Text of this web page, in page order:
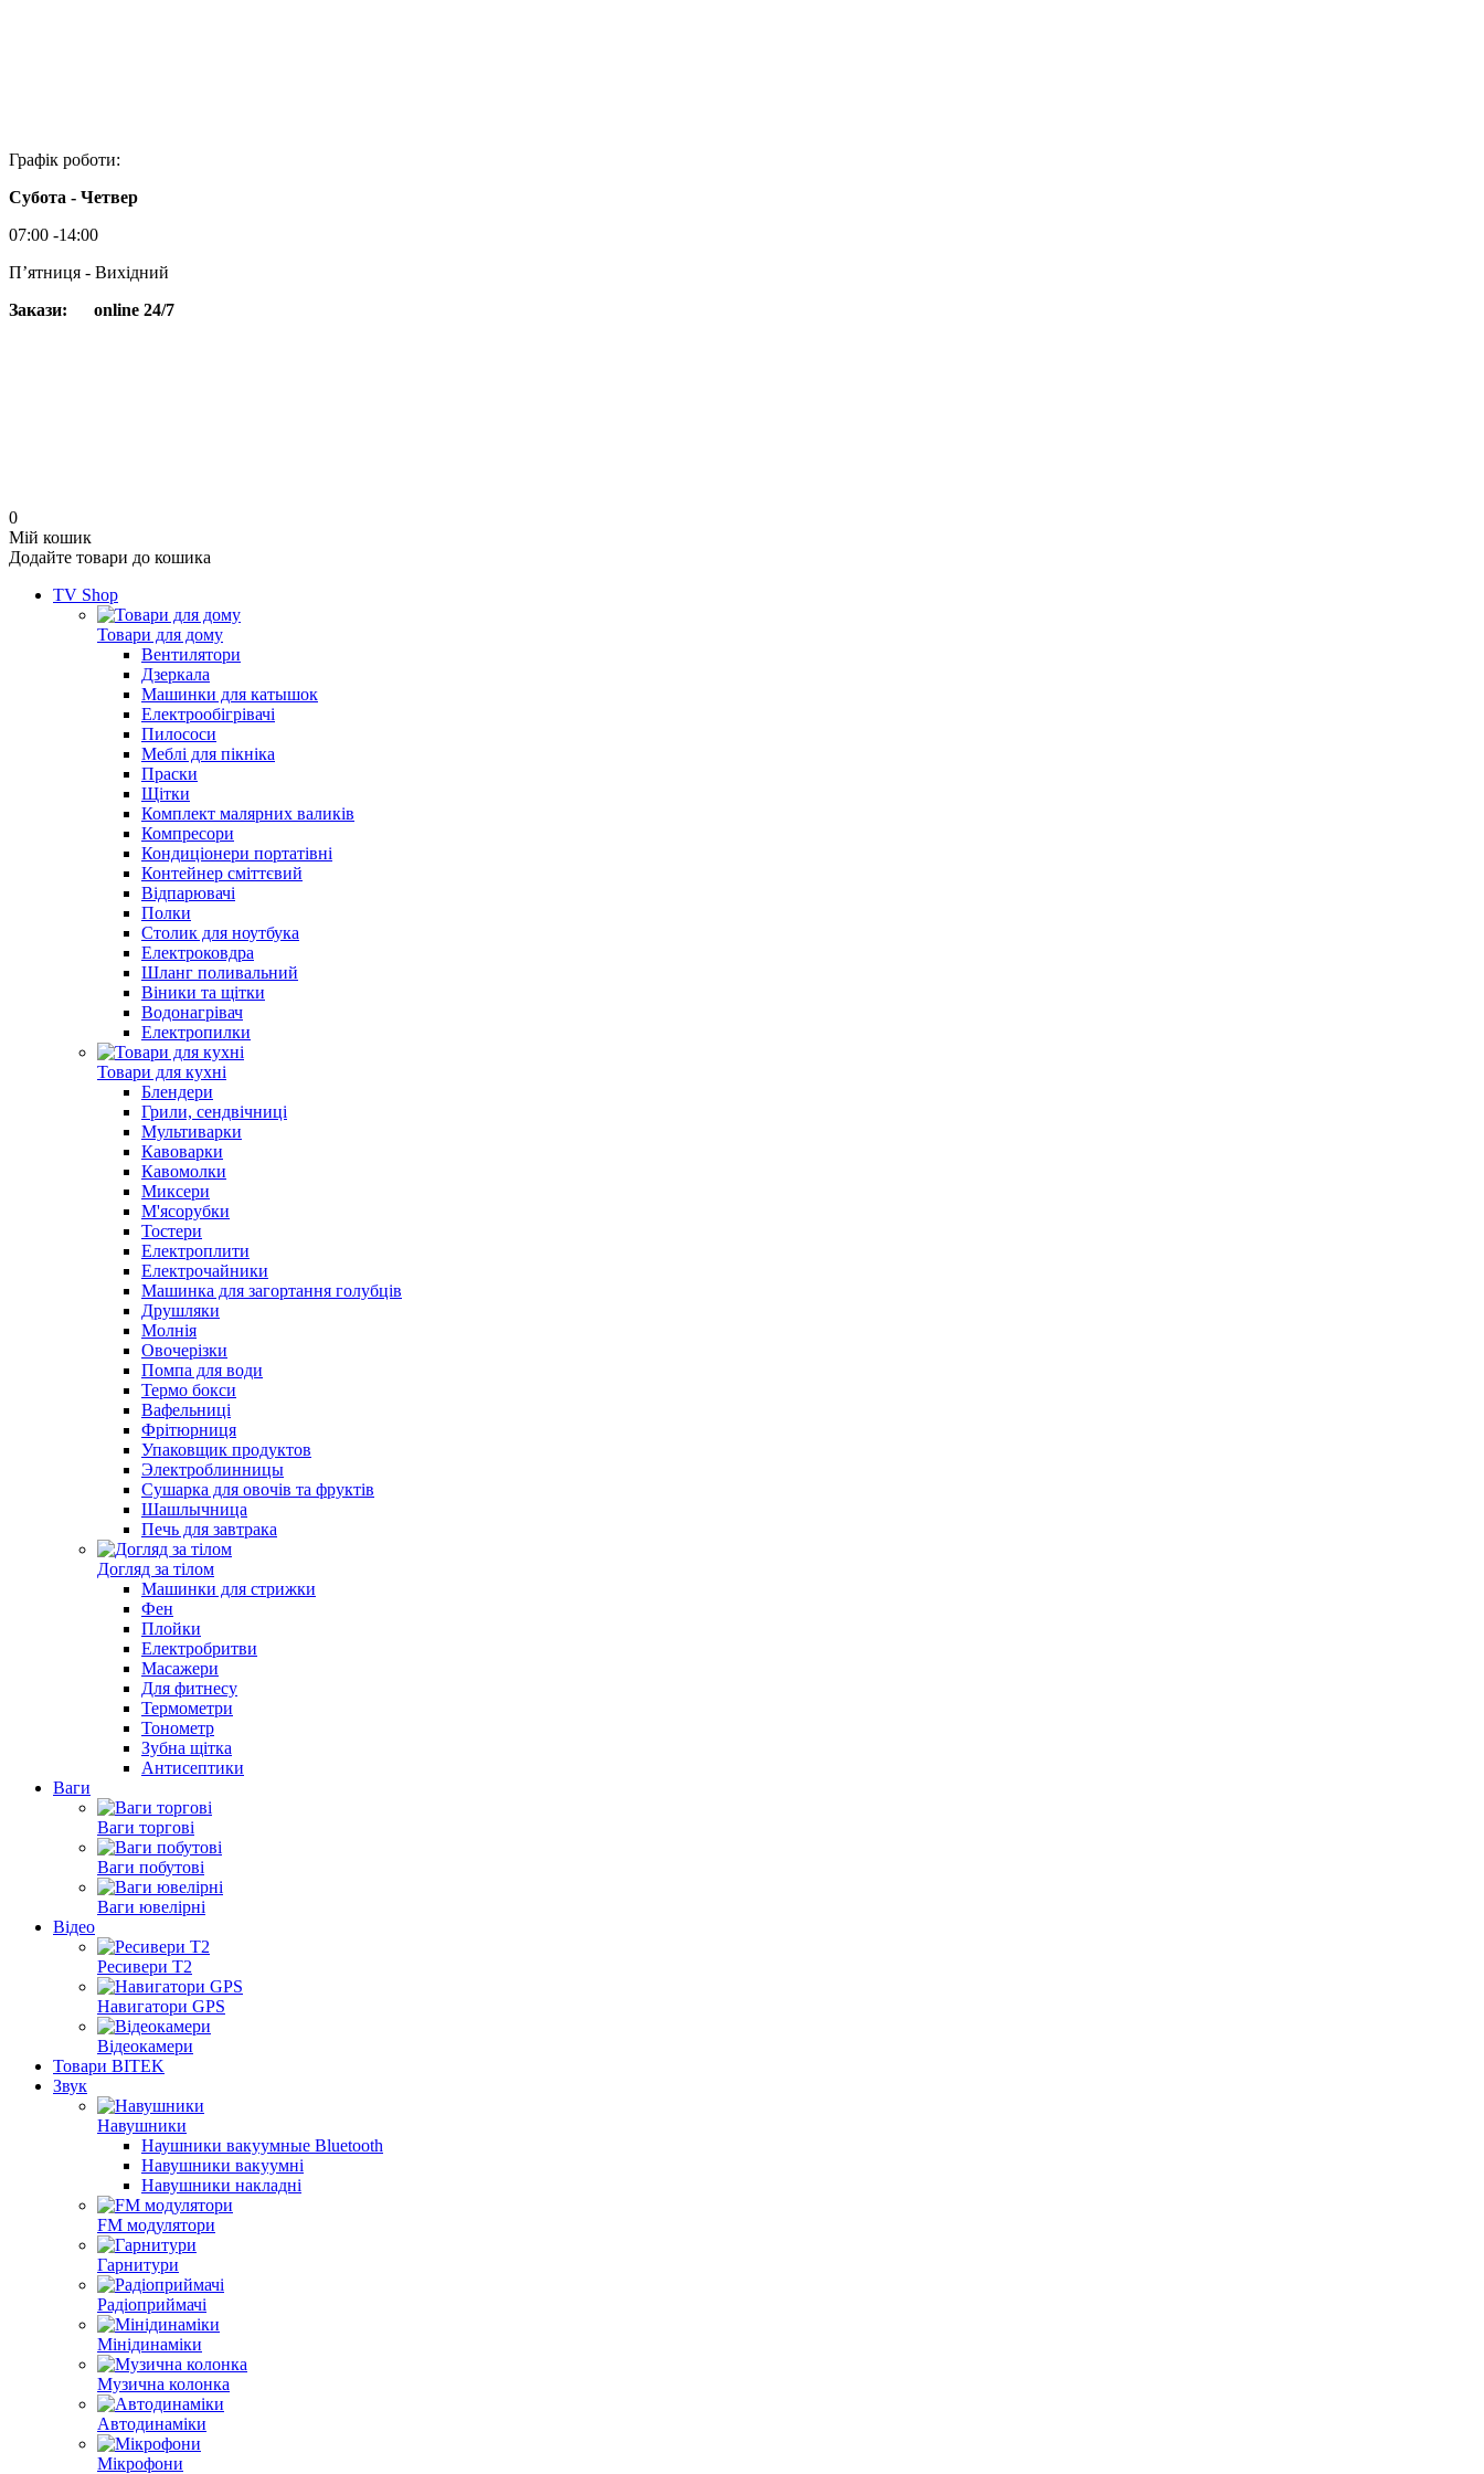
Графік роботи:
Субота - Четвер
07:00 -14:00
Пʼятниця - Вихідний
Закази:
online 24/7
0
Мій кошик
Додайте товари до кошика
TV Shop
Товари для дому
Вентилятори
Дзеркала
Машинки для катышок
Електрообігрівачі
Пилососи
Меблі для пікніка
Праски
Щітки
Комплект малярних валиків
Компресори
Кондиціонери портатівні
Контейнер сміттєвий
Відпарювачі
Полки
Столик для ноутбука
Електроковдра
Шланг поливальний
Віники та щітки
Водонагрівач
Електропилки
Товари для кухні
Блендери
Грили, сендвічниці
Мультиварки
Кавоварки
Кавомолки
Миксери
М'ясорубки
Тостери
Електроплити
Електрочайники
Машинка для загортання голубців
Друшляки
Молнія
Овочерізки
Помпа для води
Термо бокси
Вафельниці
Фрітюрниця
Упаковщик продуктов
Электроблинницы
Сушарка для овочів та фруктів
Шашлычница
Печь для завтрака
Догляд за тілом
Машинки для стрижки
Фен
Плойки
Електробритви
Масажери
Для фитнесу
Термометри
Тонометр
Зубна щітка
Антисептики
Ваги
Ваги торгові
Ваги побутові
Ваги ювелірні
Відео
Ресивери Т2
Навигатори GPS
Відеокамери
Товари BITEK
Звук
Навушники
Наушники вакуумные Bluetooth
Навушники вакуумні
Навушники накладні
FM модулятори
Гарнитури
Радіоприймачі
Мінідинаміки
Музична колонка
Автодинаміки
Мікрофони